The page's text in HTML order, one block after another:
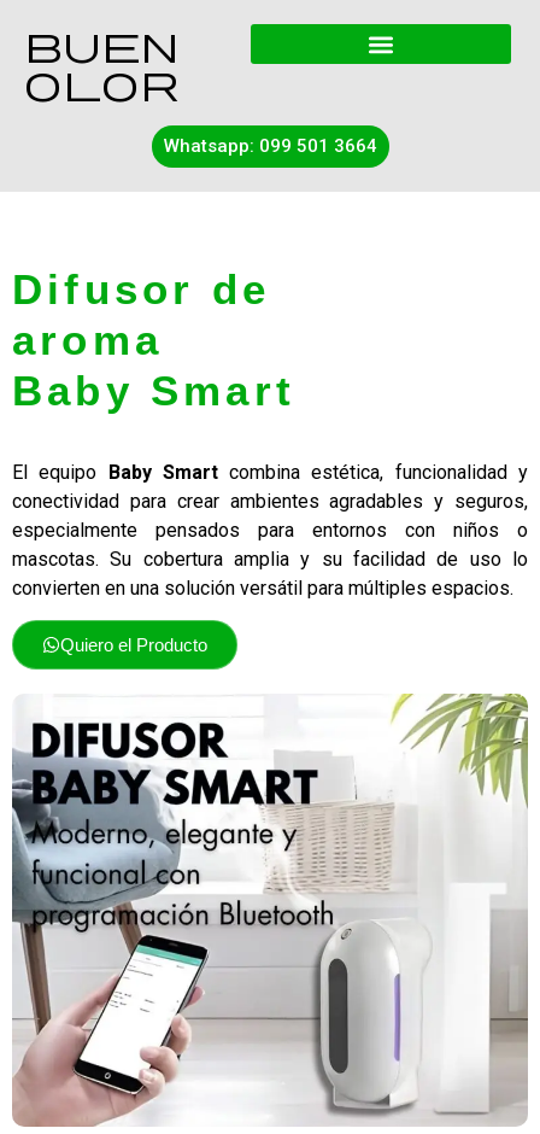
Buen
OLOR
Whatsapp: 099 501 3664
Difusor de
aroma
Baby Smart
El equipo Baby Smartcombina estética, funcionalidad y
conectividad para crear ambientes agradables y seguros,
especialmente pensados para entornos con niños o
mascotas. Su cobertura amplia y su facilidad de uso lo
convierten en una solución versátil para múltiples espacios.
Quiero el Producto